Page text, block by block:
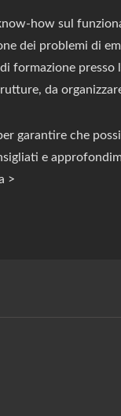
how sul
dei problemi di
formazione presso
da
garantire che
e
>